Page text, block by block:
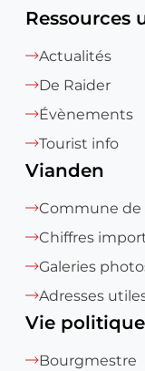
Ressources
Actualités
De Raider
Évènements
Tourist info
Vianden
Commune de
Chiffres
Galeries
Adresses
Vie politique
Bourgmestre